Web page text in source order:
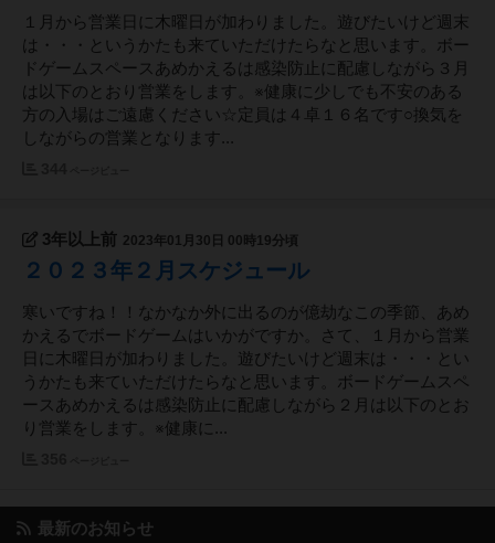
１月から営業日に木曜日が加わりました。遊びたいけど週末
は・・・というかたも来ていただけたらなと思います。ボー
ドゲームスペースあめかえるは感染防止に配慮しながら３月
は以下のとおり営業をします。※健康に少しでも不安のある
方の入場はご遠慮ください☆定員は４卓１６名です○換気を
しながらの営業となります...
3年以上前 2023年01月30日 00時19分頃
２０２３年２月スケジュール
寒いですね！！なかなか外に出るのが億劫なこの季節、あめ
かえるでボードゲームはいかがですか。さて、１月から営業
日に木曜日が加わりました。遊びたいけど週末は・・・とい
うかたも来ていただけたらなと思います。ボードゲームスペ
ースあめかえるは感染防止に配慮しながら２月は以下のとお
り営業をします。※健康に...
最新のお知らせ